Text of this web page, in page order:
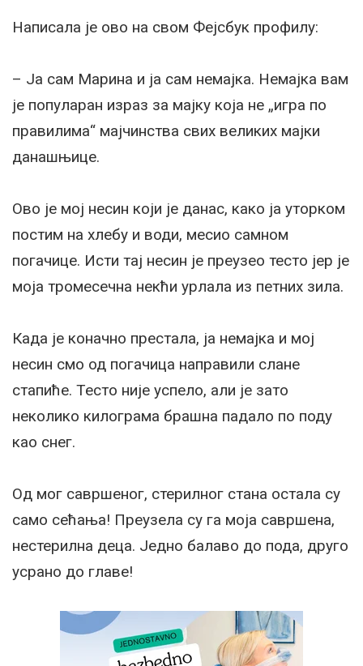
Написала је ово на свом Фејсбук профилу:
– Ја сам Марина и ја сам немајка. Немајка вам
је популаран израз за мајку која не „игра по
правилима“ мајчинства свих великих мајки
данашњице.
Ово је мој несин који је данас, како ја уторком
постим на хлебу и води, месио самном
погачице. Исти тај несин је преузео тесто јер је
моја тромесечна некћи урлала из петних зила.
Када је коначно престала, ја немајка и мој
несин смо од погачица направили слане
стапиће. Тесто није успело, али је зато
неколико килограма брашна падало по поду
као снег.
Од мог савршеног, стерилног стана остала су
само сећања! Преузела су га моја савршена,
нестерилна деца. Једно балаво до пода, друго
усрано до главе!